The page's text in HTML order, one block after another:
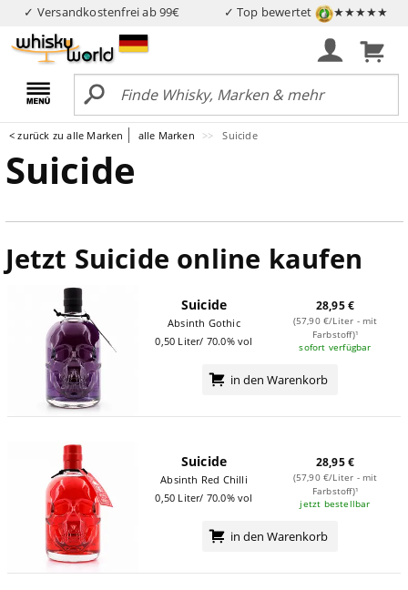
✓ Versandkostenfrei ab 99€ ✓ Top bewertet ★★★★★
< zurück zu alle Marken alle Marken Suicide
Suicide
Jetzt Suicide online kaufen
Suicide
Absinth Gothic
0,50 Liter/ 70.0% vol
28,95 €
(57,90 €/Liter - mit
Farbstoff)¹
sofort verfügbar
in den Warenkorb
Suicide
Absinth Red Chilli
0,50 Liter/ 70.0% vol
28,95 €
(57,90 €/Liter - mit
Farbstoff)¹
jetzt bestellbar
in den Warenkorb